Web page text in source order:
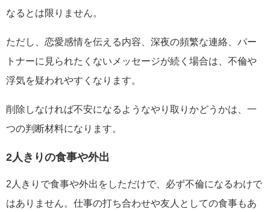
なるとは限りません。
ただし、恋愛感情を伝える内容、深夜の頻繁な連絡、パー
トナーに見られたくないメッセージが続く場合は、不倫や
浮気を疑われやすくなります。
削除しなければ不安になるようなやり取りかどうかは、一
つの判断材料になります。
2人きりの食事や外出
2人きりで食事や外出をしただけで、必ず不倫になるわけで
はありません。仕事の打ち合わせや友人としての食事もあ